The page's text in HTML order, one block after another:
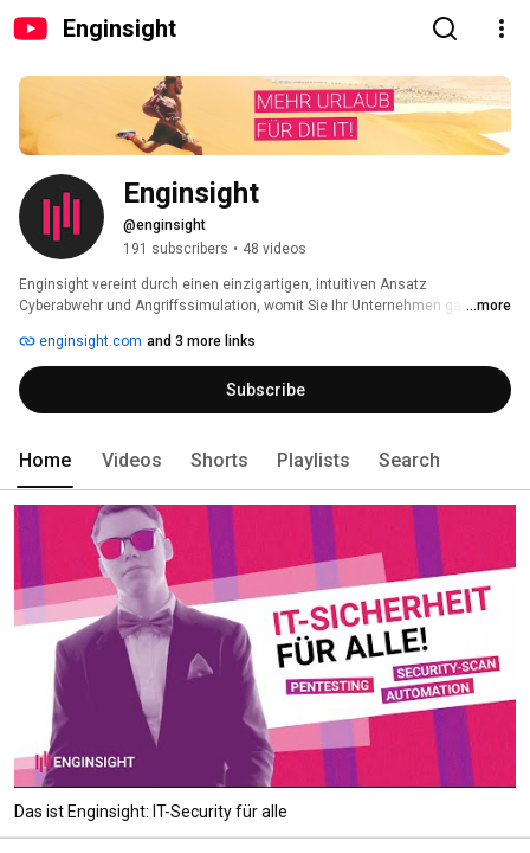
Enginsight
Enginsight
@enginsight
191 subscribers • 48 videos
Enginsight vereint durch einen einzigartigen, intuitiven Ansatz
Cyberabwehr und Angriffssimulation, womit Sie Ihr Unternehmen ganz ...more
enginsight.com and 3 more links
Subscribe
Home Videos Shorts Playlists Search
Das ist Enginsight: IT-Security für alle